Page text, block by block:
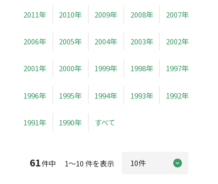
2011年 2010年 2009年 2008年 2007年
2006年 2005年 2004年 2003年 2002年
2001年 2000年 1999年 1998年 1997年
1996年 1995年 1994年 1993年 1992年
1991年 1990年 すべて
61件中 1～10 件を表示